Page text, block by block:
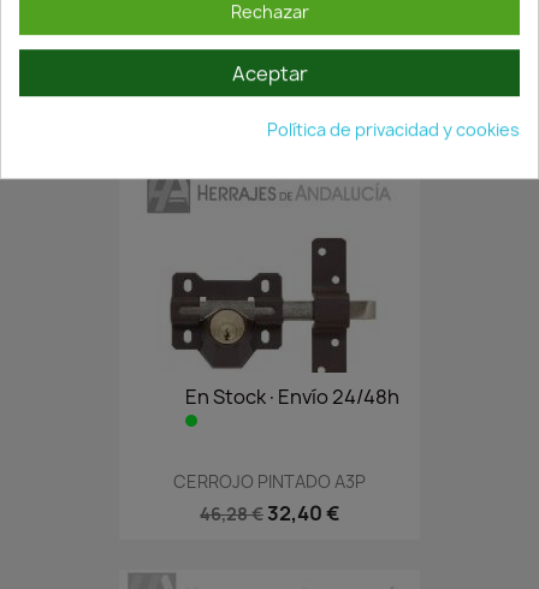
CERROJO NIQUELADO YALE 22
131,31 €91,92 €
En Stock·Envío 24/48h
CERROJO PINTADO A3P
46,28 € 32,40 €
Rechazar
Aceptar
Política de privacidad y cookies